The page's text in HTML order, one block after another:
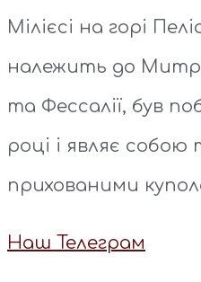
Мілієсі на горі
належить до
та Фессалії, був
році і являє собою
прихованими
Наш Телеграм